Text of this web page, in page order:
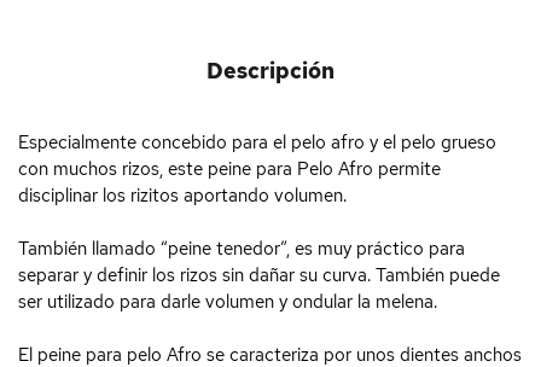
Descripción
Especialmente concebido para el pelo afro y el pelo grueso
con muchos rizos, este peine para Pelo Afro permite
disciplinar los rizitos aportando volumen.
También llamado “peine tenedor”, es muy práctico para
separar y definir los rizos sin dañar su curva. También puede
ser utilizado para darle volumen y ondular la melena.
El peine para pelo Afro se caracteriza por unos dientes anchos